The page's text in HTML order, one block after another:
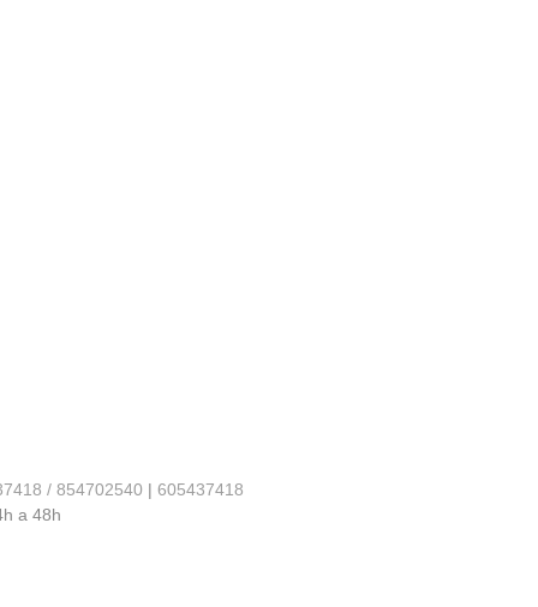
/ 854702540 |605437418
a 48h